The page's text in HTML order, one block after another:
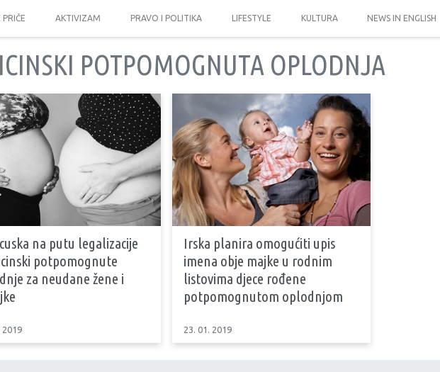
PRIČE AKTIVIZAM PRAVO I POLITIKA LIFESTYLE KULTURA NEWS IN ENGLISH
POTPOMOGNUTA OPLODNJA
na putu legalizacije
potpomognute
za neudane žene i
2019
Irska planira omogućiti upis
imena obje majke u rodnim
listovima djece rođene
potpomognutom oplodnjom
23. 01. 2019